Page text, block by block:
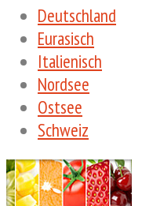
Deutschland
Eurasisch
Italienisch
Nordsee
Ostsee
Schweiz